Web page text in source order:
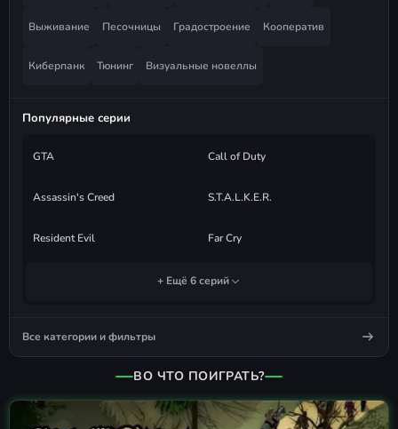
Выживание Песочницы Градостроение Кооператив
Киберпанк Тюнинг Визуальные новеллы
Популярные серии
GTA Call of Duty
Assassin's Creed S.T.A.L.K.E.R.
Resident Evil Far Cry
+ Ещё 6 серий
Все категории и фильтры
ВО ЧТО ПОИГРАТЬ?